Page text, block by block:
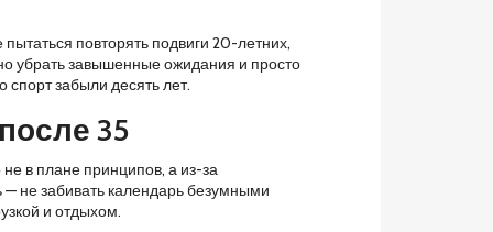
повторять подвиги 20-летних,
убрать завышенные ожидания и просто
спорт забыли десять лет.
35
в плане принципов, а из-за
— не забивать календарь безумными
и отдыхом.